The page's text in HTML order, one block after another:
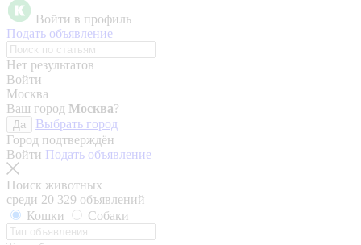
Войти в профиль
Подать объявление
Нет результатов
Войти
Москва
Ваш город Москва?
Да
Выбрать город
Город подтверждён
Войти Подать объявление
Поиск животных
среди 20 329 объявлений
Кошки
Собаки